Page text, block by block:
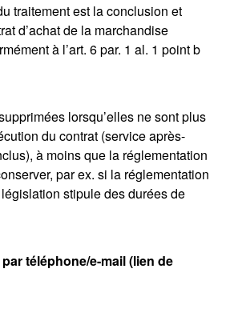
traitement est la conclusion et
d’achat de la marchandise
à l’art. 6 par. 1 al. 1 point b
lorsqu’elles ne sont plus
du contrat (service après-
à moins que la réglementation
par ex. si la réglementation
stipule des durées de
téléphone/e-mail (lien de